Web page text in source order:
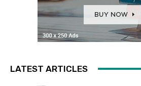
LATEST ARTICLES